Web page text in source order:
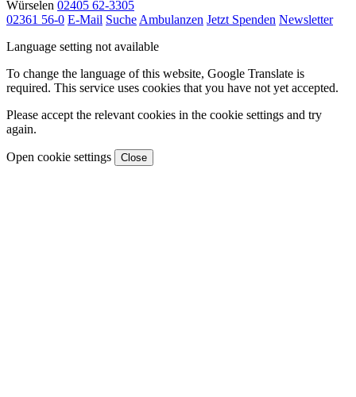
Würselen 02405 62-3305
02361 56-0 E-Mail Suche Ambulanzen Jetzt Spenden Newsletter
Language setting not available
To change the language of this website, Google Translate is
required. This service uses cookies that you have not yet accepted.
Please accept the relevant cookies in the cookie settings and try
again.
Open cookie settings Close